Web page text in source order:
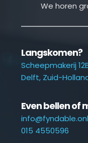
We horen
Langskomen?
Scheepmakerij
Delft, Zuid-
Even bellen of
015 4550596